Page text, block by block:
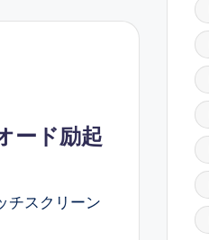
ード励起
チスクリーン